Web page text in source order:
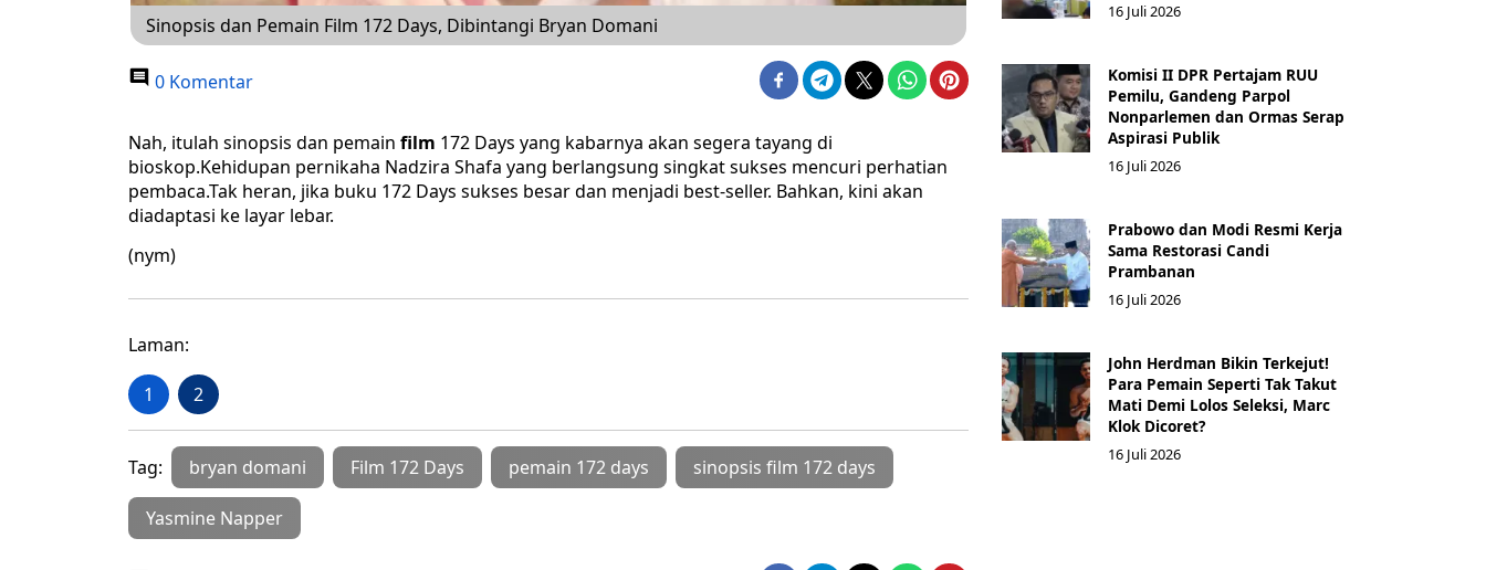
Sinopsis dan Pemain Film 172 Days, Dibintangi Bryan Domani
0 Komentar
Nah, itulah sinopsis dan pemain film 172 Days yang kabarnya akan segera tayang di
bioskop.Kehidupan pernikaha Nadzira Shafa yang berlangsung singkat sukses mencuri perhatian
pembaca.Tak heran, jika buku 172 Days sukses besar dan menjadi best-seller. Bahkan, kini akan
diadaptasi ke layar lebar.
(nym)
Laman:
1 2
Tag: bryan domani Film 172 Days pemain 172 days sinopsis film 172 days
Yasmine Napper
16 Juli 2026
Komisi II DPR Pertajam RUU
Pemilu, Gandeng Parpol
Nonparlemen dan Ormas Serap
Aspirasi Publik
16 Juli 2026
Prabowo dan Modi Resmi Kerja
Sama Restorasi Candi
Prambanan
16 Juli 2026
John Herdman Bikin Terkejut!
Para Pemain Seperti Tak Takut
Mati Demi Lolos Seleksi, Marc
Klok Dicoret?
16 Juli 2026